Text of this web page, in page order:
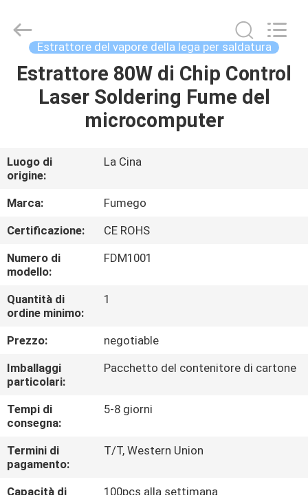
CASA
PRODOTTI
CIRCA
NOI
GIRO
DELLA
FABBRICA
CONTROLLO
DI
QUALITÀ
CONTATTICI
RICHIEDA
UNA
Technology
Reserved.
Developed
Estrattore del vapore della lega per saldatura
Estrattore 80W di Chip Control
Laser Soldering Fume del
microcomputer
Luogo di
origine:
La Cina
Marca:
Fumego
Certificazione:
CE ROHS
Numero di
modello:
FDM1001
Quantità di
ordine minimo:
1
Prezzo:
negotiable
Imballaggi
particolari:
Pacchetto del contenitore di cartone
Tempi di
consegna:
5-8 giorni
Termini di
pagamento:
T/T, Western Union
Capacità di
100pcs alla settimana